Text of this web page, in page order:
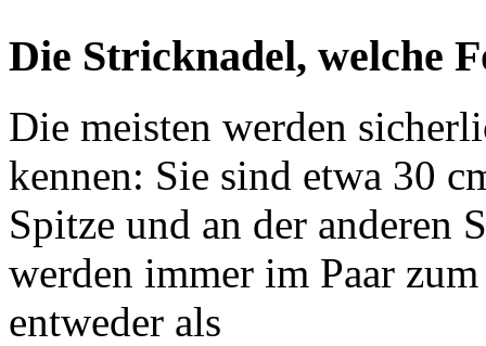
Die Stricknadel, welche
Die meisten werden
kennen: Sie sind etwa 30
Spitze und an der anderen
werden immer im Paar
entweder als